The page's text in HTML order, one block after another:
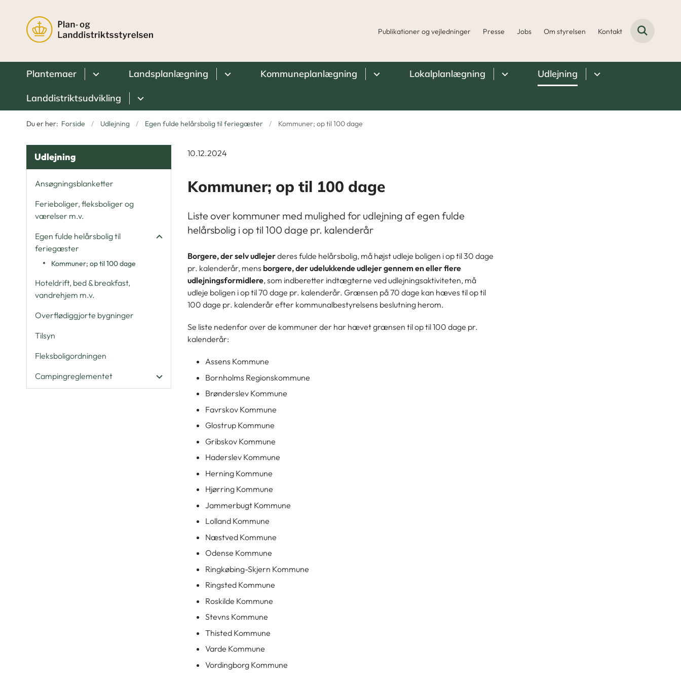
Publikationer og vejledninger Presse Jobs Om styrelsen Kontakt
Plantemaer Landsplanlægning Kommuneplanlægning Lokalplanlægning Udlejning
Landdistriktsudvikling
Du er her: Forside Udlejning Egen fulde helårsbolig til feriegæster Kommuner; op til 100 dage
Udlejning
Ansøgningsblanketter
Ferieboliger, fleksboliger og
værelser m.v.
Egen fulde helårsbolig til
feriegæster
Kommuner; op til 100 dage
Hoteldrift, bed & breakfast,
vandrehjem m.v.
Overflødiggjorte bygninger
Tilsyn
Fleksboligordningen
Campingreglementet
10.12.2024
Kommuner; op til 100 dage
Liste over kommuner med mulighed for udlejning af egen fulde
helårsbolig i op til 100 dage pr. kalenderår
Borgere, der selv udlejerderes fulde helårsbolig, må højst udleje boligen i op til 30 dage
pr. kalenderår, mens borgere, der udelukkende udlejer gennem en eller flere
udlejningsformidlere, som indberetter indtægterne ved udlejningsaktiviteten, må
udleje boligen i op til 70 dage pr. kalenderår. Grænsen på 70 dage kan hæves til op til
100 dage pr. kalenderår efter kommunalbestyrelsens beslutning herom.
Se liste nedenfor over de kommuner der har hævet grænsen til op til 100 dage pr.
kalenderår:
Assens Kommune
Bornholms Regionskommune
Brønderslev Kommune
Favrskov Kommune
Glostrup Kommune
Gribskov Kommune
Haderslev Kommune
Herning Kommune
Hjørring Kommune
Jammerbugt Kommune
Lolland Kommune
Næstved Kommune
Odense Kommune
Ringkøbing-Skjern Kommune
Ringsted Kommune
Roskilde Kommune
Stevns Kommune
Thisted Kommune
Varde Kommune
Vordingborg Kommune